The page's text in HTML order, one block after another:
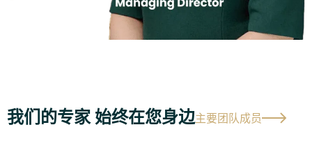
我们的专家 始终在您身边主要团队成员